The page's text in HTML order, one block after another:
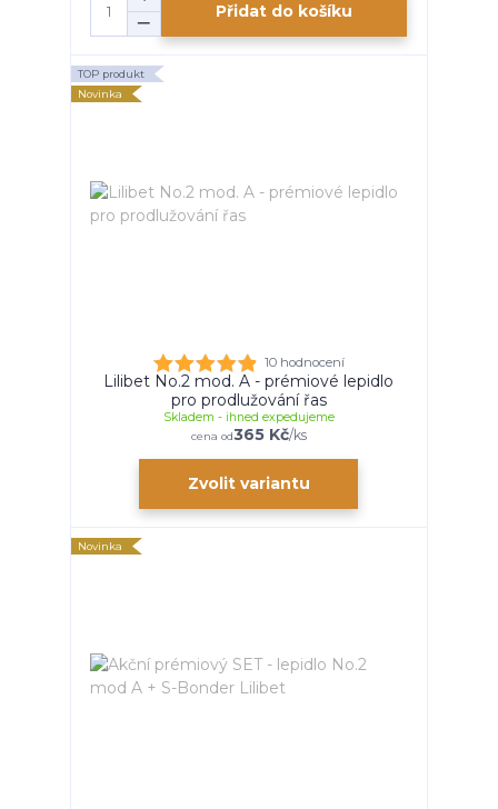
Přidat do košíku
TOP produkt
Novinka
10 hodnocení
Lilibet No.2 mod. A - prémiové lepidlo
pro prodlužování řas
cena od365 Kč/ks
Skladem - ihned expedujeme
Zvolit variantu
Novinka